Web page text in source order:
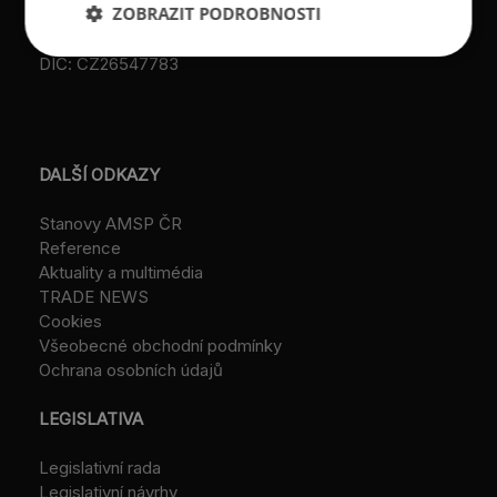
DIČ: CZ26547783
DALŠÍ ODKAZY
Stanovy AMSP ČR
Reference
Aktuality a multimédia
TRADE NEWS
Cookies
Všeobecné obchodní podmínky
Ochrana osobních údajů
LEGISLATIVA
Legislativní rada
Legislativní návrhy
ZOBRAZIT PODROBNOSTI